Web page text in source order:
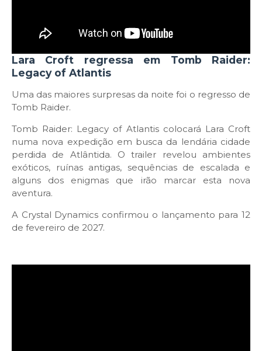
Lara Croft regressa em Tomb Raider:
Legacy of Atlantis
Uma das maiores surpresas da noite foi o regresso de
Tomb Raider.
Tomb Raider: Legacy of Atlantis colocará Lara Croft
numa nova expedição em busca da lendária cidade
perdida de Atlântida. O trailer revelou ambientes
exóticos, ruínas antigas, sequências de escalada e
alguns dos enigmas que irão marcar esta nova
aventura.
A Crystal Dynamics confirmou o lançamento para 12
de fevereiro de 2027.